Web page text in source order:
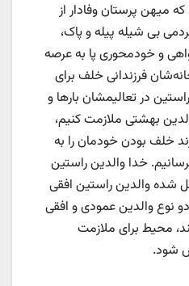
میهن پرستان وفادار از
بی شیله پیله و پاک،
و خودمحوری پا به عرصه
فرزندانی خلف برای
در تعالیمشان بارها و
بهشتی ملازمت کنیم،
خلف بودن خودمان را به
خدا والدین راستین
شده والدین راستین افقی
نوع والدین عمودی و افقی
محیط برای ملازمت
شود.